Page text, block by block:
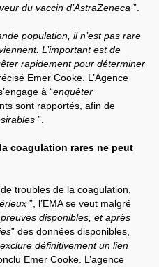
du vaccin d’AstraZeneca ”.
population, il n’est pas rare
L’important est de
rapidement pour déterminer
Emer Cooke. L’Agence
à “enquêter
sont rapportés, afin de
”.
coagulation rares ne peut
de troubles de la coagulation,
”, l’EMA se veut malgré
disponibles, et après
” des données disponibles,
définitivement un lien
Emer Cooke. L’agence